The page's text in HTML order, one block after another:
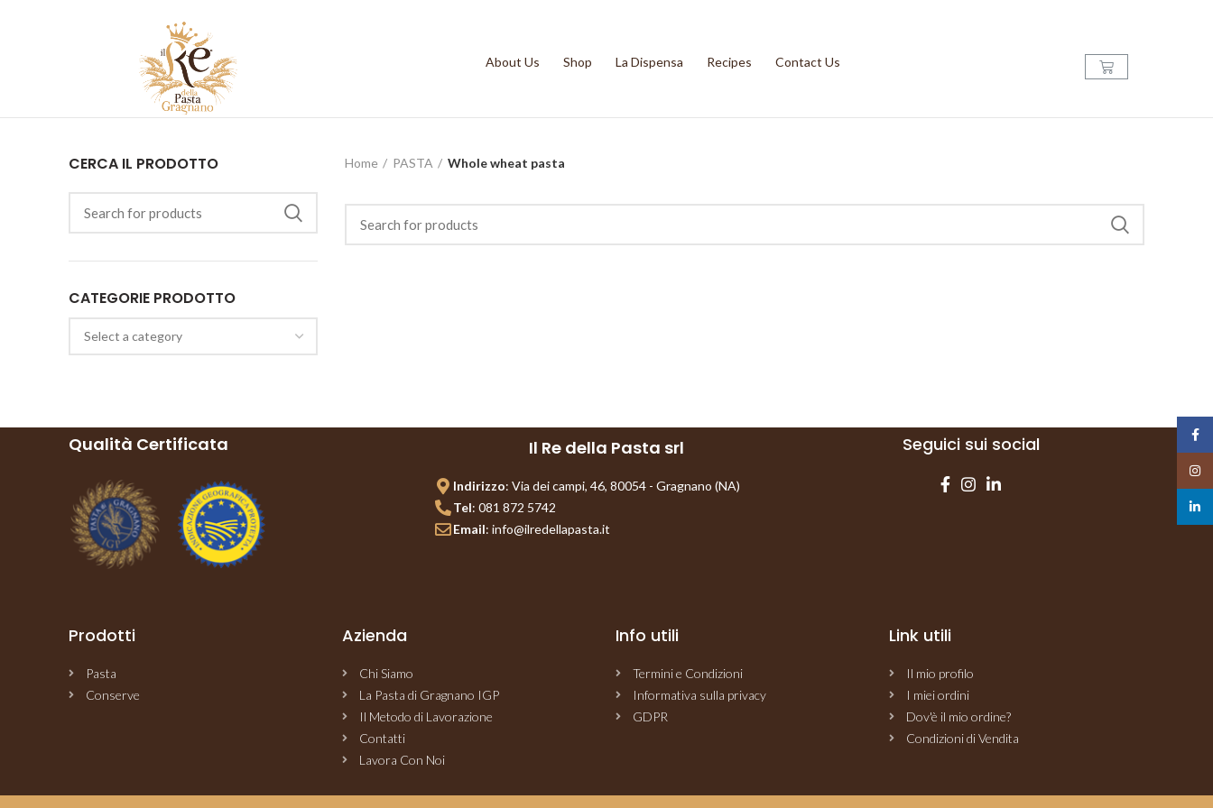
About Us Shop La Dispensa Recipes Contact Us
CERCA IL PRODOTTO
CATEGORIE PRODOTTO
Select a category
Home PASTA Whole wheat pasta
Qualità Certificata Il Re della Pasta srl
Indirizzo: Via dei campi, 46, 80054 - Gragnano (NA)
Tel: 081 872 5742
Email: info@ilredellapasta.it
Seguici sui social
Prodotti​
Pasta
Conserve
Azienda
Chi Siamo
La Pasta di Gragnano IGP
Il Metodo di Lavorazione
Contatti
Lavora Con Noi
Info utili
Termini e Condizioni
Informativa sulla privacy
GDPR
Link utili
Il mio profilo
I miei ordini
Dov'è il mio ordine?
Condizioni di Vendita